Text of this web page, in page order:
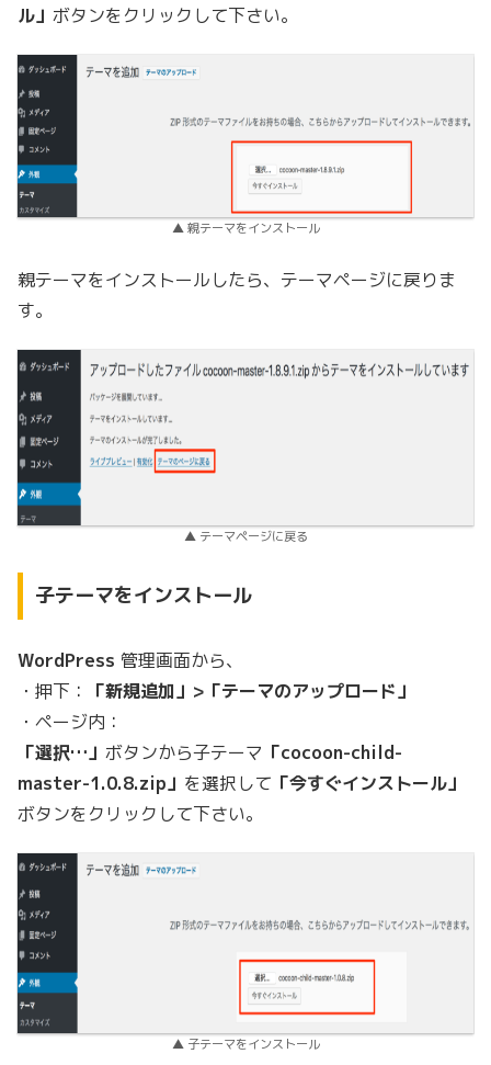
ル」 ボタンをクリックして下さい。
▲ 親テーマをインストール
親テーマをインストールしたら、テーマページに戻りま
す。
▲ テーマページに戻る
子テーマをインストール
WordPress 管理画面から、
・押下：
「新規追加」>「テーマのアップロード」
・ページ内：
「選択…」 ボタンから子テーマ 「cocoon-child-
master-1.0.8.zip」 を選択して 「今すぐインストール」
ボタンをクリックして下さい。
▲ 子テーマをインストール